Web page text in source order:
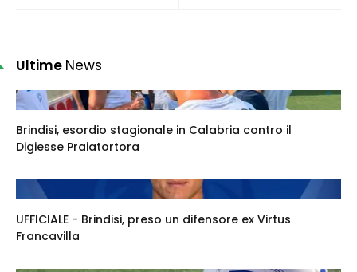
Ultime News
Brindisi, esordio stagionale in Calabria contro il
Digiesse Praiatortora
UFFICIALE - Brindisi, preso un difensore ex Virtus
Francavilla